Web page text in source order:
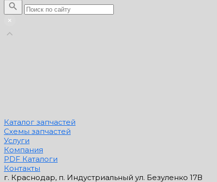
Каталог запчастей
Схемы запчастей
Услуги
Компания
PDF Каталоги
Контакты
г. Краснодар, п. Индустриальный ул. Безуленко 17В